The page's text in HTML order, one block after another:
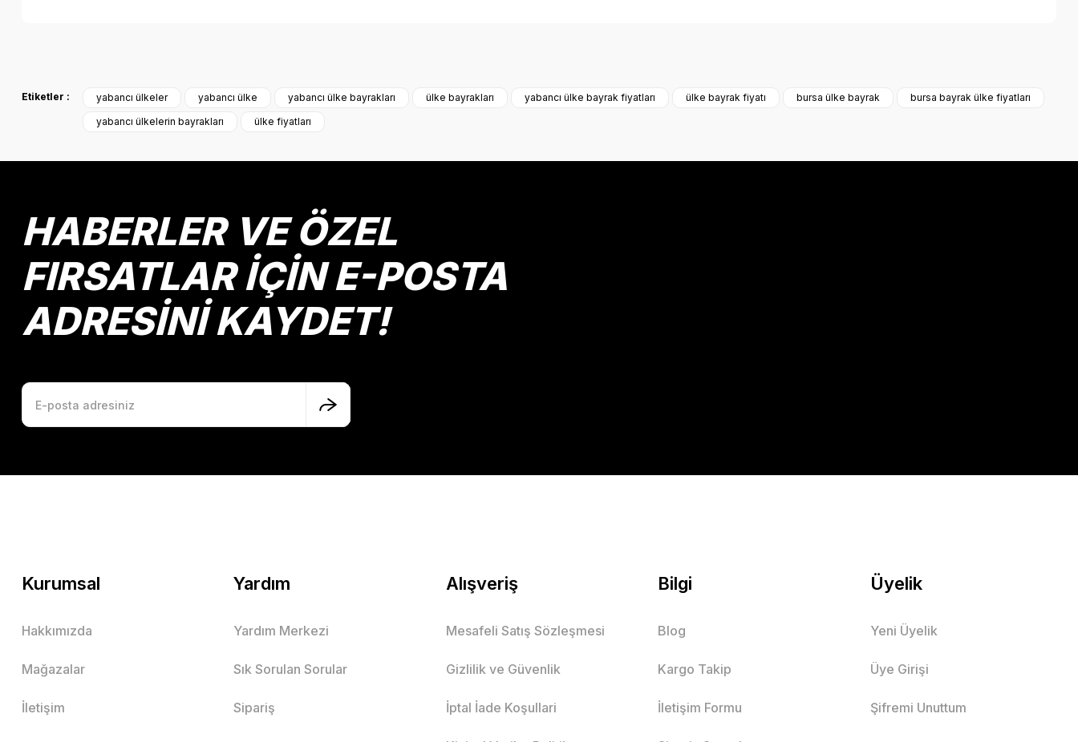
Etiketler : yabancı ülkeler yabancı ülke yabancı ülke bayrakları ülke bayrakları yabancı ülke bayrak fiyatları ülke bayrak fiyatı bursa ülke bayrak
bursa bayrak ülke fiyatları
yabancı ülkelerin bayrakları
ülke fiyatları
HABERLER VE ÖZEL
FIRSATLAR İÇİN E-POSTA
ADRESİNİ KAYDET!
Kurumsal
Hakkımızda
Mağazalar
İletişim
Yardım
Yardım Merkezi
Sık Sorulan Sorular
Sipariş
Alışveriş
Mesafeli Satış Sözleşmesi
Gizlilik ve Güvenlik
İptal İade Koşullari
Bilgi
Blog
Kargo Takip
İletişim Formu
Üyelik
Yeni Üyelik
Üye Girişi
Şifremi Unuttum